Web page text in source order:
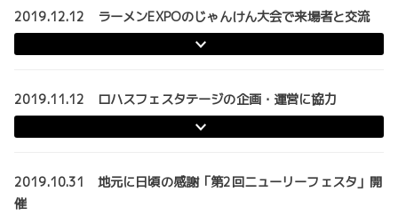
2019.12.12 ラーメンEXPOのじゃんけん大会で来場者と交流
2019.11.12 ロハスフェスタテージの企画・運営に協力
2019.10.31 地元に日頃の感謝「第2回ニューリーフェスタ」開
催